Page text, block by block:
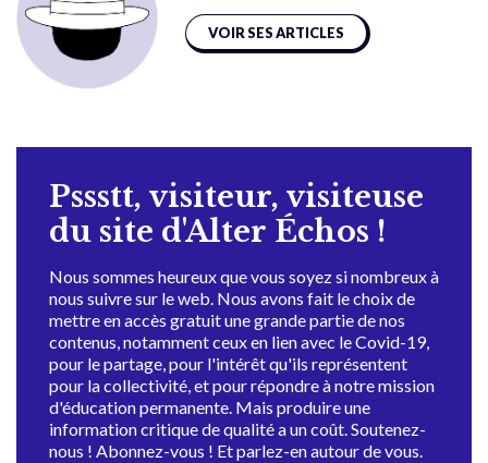
VOIR SES ARTICLES
Pssstt, visiteur, visiteuse
du site d'Alter Échos !
Nous sommes heureux que vous soyez si nombreux à
nous suivre sur le web. Nous avons fait le choix de
mettre en accès gratuit une grande partie de nos
contenus, notamment ceux en lien avec le Covid-19,
pour le partage, pour l'intérêt qu'ils représentent
pour la collectivité, et pour répondre à notre mission
d'éducation permanente. Mais produire une
information critique de qualité a un coût. Soutenez-
nous ! Abonnez-vous ! Et parlez-en autour de vous.